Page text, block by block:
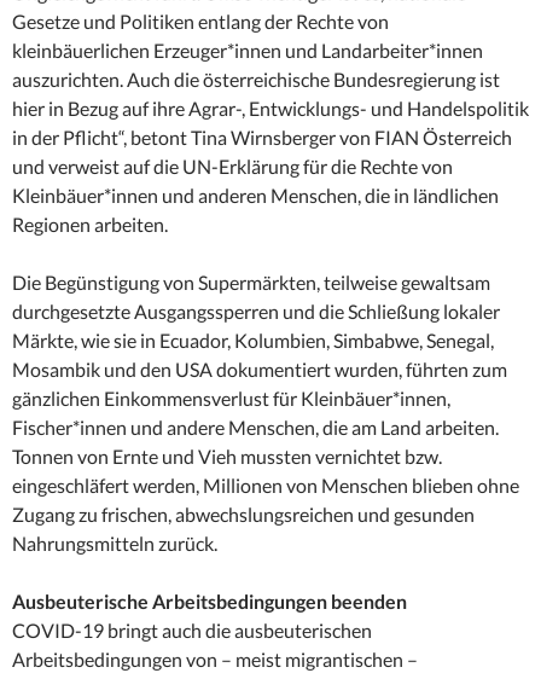
Gesetze und Politiken entlang der Rechte von
kleinbäuerlichen Erzeuger*innen und Landarbeiter*innen
auszurichten. Auch die österreichische Bundesregierung ist
hier in Bezug auf ihre Agrar-, Entwicklungs- und Handelspolitik
in der Pflicht“, betont Tina Wirnsberger von FIAN Österreich
und verweist auf die UN-Erklärung für die Rechte von
Kleinbäuer*innen und anderen Menschen, die in ländlichen
Regionen arbeiten.
Die Begünstigung von Supermärkten, teilweise gewaltsam
durchgesetzte Ausgangssperren und die Schließung lokaler
Märkte, wie sie in Ecuador, Kolumbien, Simbabwe, Senegal,
Mosambik und den USA dokumentiert wurden, führten zum
gänzlichen Einkommensverlust für Kleinbäuer*innen,
Fischer*innen und andere Menschen, die am Land arbeiten.
Tonnen von Ernte und Vieh mussten vernichtet bzw.
eingeschläfert werden, Millionen von Menschen blieben ohne
Zugang zu frischen, abwechslungsreichen und gesunden
Nahrungsmitteln zurück.
Ausbeuterische Arbeitsbedingungen beenden
COVID-19 bringt auch die ausbeuterischen
Arbeitsbedingungen von – meist migrantischen –